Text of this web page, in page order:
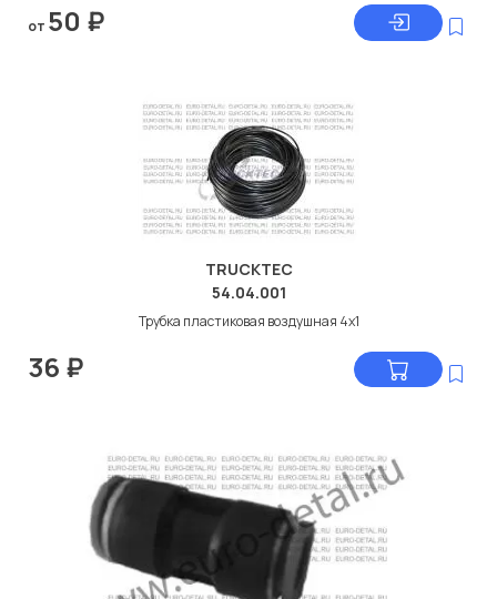
от 50 ₽
TRUCKTEC
54.04.001
Трубка пластиковая воздушная 4x1
36 ₽